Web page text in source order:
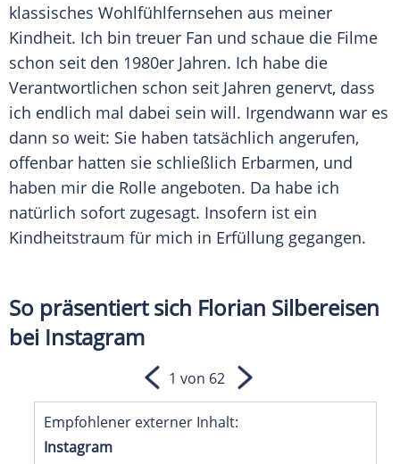
klassisches Wohlfühlfernsehen aus meiner
Kindheit. Ich bin treuer Fan und schaue die Filme
schon seit den 1980er Jahren. Ich habe die
Verantwortlichen schon seit Jahren genervt, dass
ich endlich mal dabei sein will. Irgendwann war es
dann so weit: Sie haben tatsächlich angerufen,
offenbar hatten sie schließlich Erbarmen, und
haben mir die Rolle angeboten. Da habe ich
natürlich sofort zugesagt. Insofern ist ein
Kindheitstraum für mich in Erfüllung gegangen.
So präsentiert sich Florian Silbereisen
bei Instagram
Empfohlener externer Inhalt:
Instagram
1 von 62